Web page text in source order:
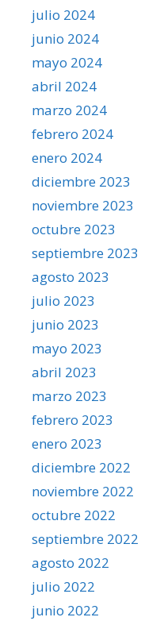
julio 2024
junio 2024
mayo 2024
abril 2024
marzo 2024
febrero 2024
enero 2024
diciembre 2023
noviembre 2023
octubre 2023
septiembre 2023
agosto 2023
julio 2023
junio 2023
mayo 2023
abril 2023
marzo 2023
febrero 2023
enero 2023
diciembre 2022
noviembre 2022
octubre 2022
septiembre 2022
agosto 2022
julio 2022
junio 2022